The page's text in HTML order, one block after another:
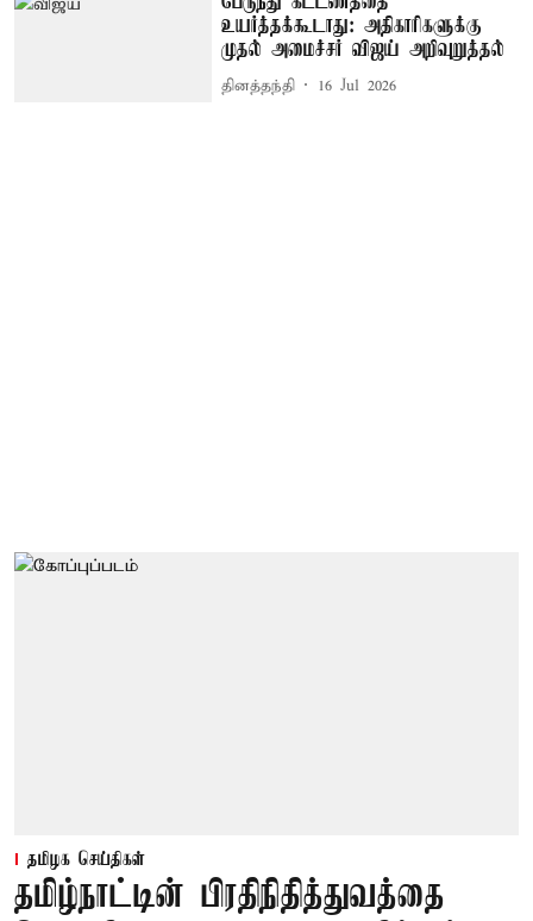
உயர்த்தக்கூடாது: அதிகாரிகளுக்கு
முதல் அமைச்சர் விஜய் அறிவுறுத்தல்
தினத்தந்தி 16 Jul 2026
தமிழக செய்திகள்
தமிழ்நாட்டின் பிரதிநிதித்துவத்தை